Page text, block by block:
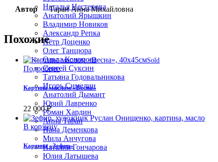
Наталья Нестерова
Анатолий Ярышкин
Владимир Новиков
Александр Репка
Пётр Доценко
Олег Танцюра
Ольга Конорова
Сергей Суксин
Татьяна Годовальникова
Игорь Симелин
Анатолий Дымант
Юрий Лавренко
Роман Хардин
Анна Таран
Нана Деменкова
Мила Анчугова
Наталия Гончарова
Юлия Латышева
Автор Таран Анна Михайловна
Похожие
Sold
Подробнее
Картина маслом «Весна»
22 000₽
В корзину
Картина «Зефир»